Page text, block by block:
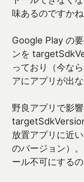
味あるのですかね
Google Play の
ンを
っており（今な
アにアプリが出
野良アプリで影
放置アプリに近
のバージョン）
ール不可にする